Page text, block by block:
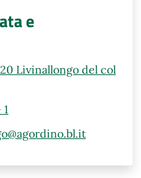
e
Livinallongo del col
1